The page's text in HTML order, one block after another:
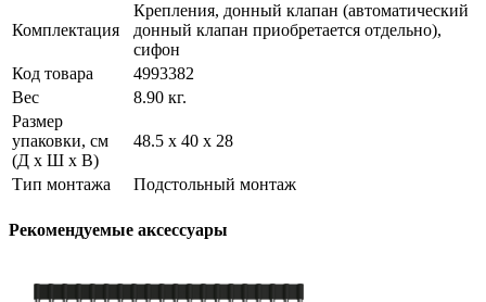
Комплектация
Крепления, донный клапан (автоматический
донный клапан приобретается отдельно),
сифон
Код товара
4993382
Вес
8.90 кг.
Размер
упаковки, см
(Д х Ш х В)
48.5 х 40 х 28
Тип монтажа Подстольный монтаж
Рекомендуемые аксессуары